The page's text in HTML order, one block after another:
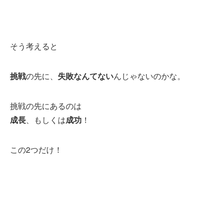
そう考えると
挑戦の先に、 失敗なんてないんじゃないのかな。
挑戦の先にあるのは
成長、もしくは成功 ！
この2つだけ！